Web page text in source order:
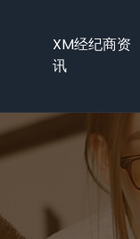
XM经纪商资
讯